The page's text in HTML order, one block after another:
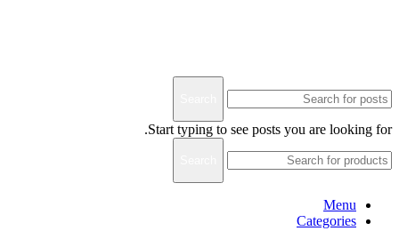
Start typing to see posts you are looking for.
Menu
Categories